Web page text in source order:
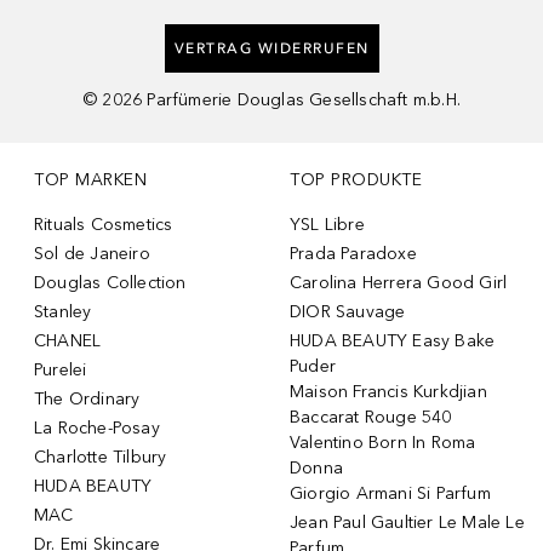
VERTRAG WIDERRUFEN
© 2026 Parfümerie Douglas Gesellschaft m.b.H.
TOP MARKEN
Rituals Cosmetics
Sol de Janeiro
Douglas Collection
Stanley
CHANEL
Purelei
The Ordinary
La Roche-Posay
Charlotte Tilbury
HUDA BEAUTY
MAC
Dr. Emi Skincare
TOP PRODUKTE
YSL Libre
Prada Paradoxe
Carolina Herrera Good Girl
DIOR Sauvage
HUDA BEAUTY Easy Bake
Puder
Maison Francis Kurkdjian
Baccarat Rouge 540
Valentino Born In Roma
Donna
Giorgio Armani Si Parfum
Jean Paul Gaultier Le Male Le